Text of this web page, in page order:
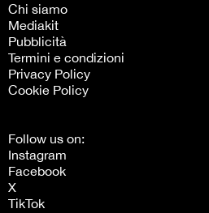
Chi siamo
Mediakit
Pubblicità
Termini e condizioni
Privacy Policy
Cookie Policy
Follow us on:
Instagram
Facebook
X
TikTok